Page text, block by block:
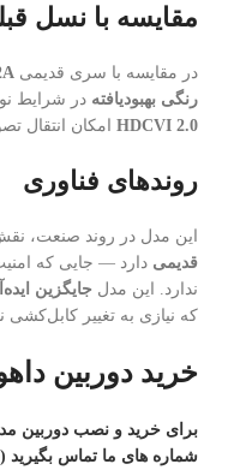
مقایسه با نسل
در مقایسه با سری قدیمی
رنگی بهبودیافته در شرایط
HDCVI 2.0 امکان انتقال
روندهای فناوری
این مدل در روند صنعت،
قدیمی دارد — جایی که
ندارد. این مدل جایگزین
که نیازی به تغییر کابل‌کشی
خرید دوربین
برای خرید و نصب دوربین
شماره های ما تماس بگیرید